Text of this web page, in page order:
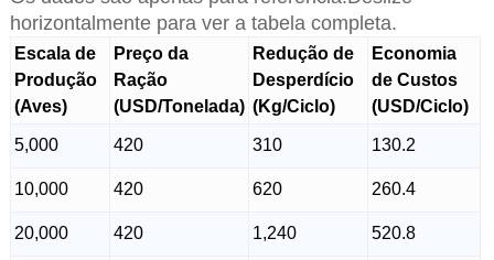
horizontalmente para ver a tabela completa.
Escala de
Produção
(Aves)
Preço da
Ração
(USD/Tonelada)
Redução de
Desperdício
(Kg/Ciclo)
Economia
de Custos
(USD/Ciclo)
5,000 420 310 130.2
10,000 420 620 260.4
20,000 420 1,240 520.8